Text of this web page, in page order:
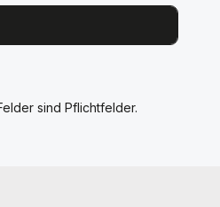
sind Pflichtfelder.